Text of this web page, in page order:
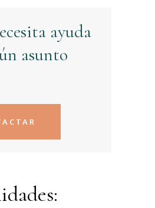
ayuda
asunto